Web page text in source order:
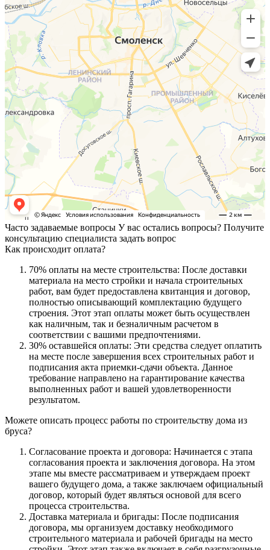
Часто задаваемые вопросы У вас остались вопросы? Получите
консультацию специалиста задать вопрос
Как происходит оплата?
70% оплаты на месте строительства: После доставки
материала на место стройки и начала строительных
работ, вам будет предоставлена квитанция и договор,
полностью описывающий комплектацию будущего
строения. Этот этап оплаты может быть осуществлен
как наличным, так и безналичным расчетом в
соответствии с вашими предпочтениями.
30% оставшейся оплаты: Эти средства следует оплатить
на месте после завершения всех строительных работ и
подписания акта приемки-сдачи объекта. Данное
требование направлено на гарантирование качества
выполненных работ и вашей удовлетворенности
результатом.
Можете описать процесс работы по строительству дома из
бруса?
Согласование проекта и договора: Начинается с этапа
согласования проекта и заключения договора. На этом
этапе мы вместе рассматриваем и утверждаем проект
вашего будущего дома, а также заключаем официальный
договор, который будет являться основой для всего
процесса строительства.
Доставка материала и бригады: После подписания
договора, мы организуем доставку необходимого
строительного материала и рабочей бригады на место